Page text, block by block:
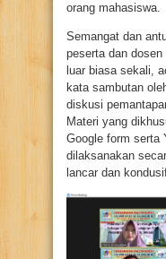
orang mahasiswa.
Semangat dan
peserta dan
luar biasa sekali,
kata sambutan
diskusi
Materi yang
Google form serta
dilaksanakan
lancar dan